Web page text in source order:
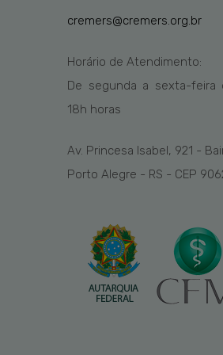
cremers@cremers.org.br
Horário de Atendimento:
De segunda a sexta-feira
18h horas
Av. Princesa Isabel, 921 -
Porto Alegre - RS - CEP